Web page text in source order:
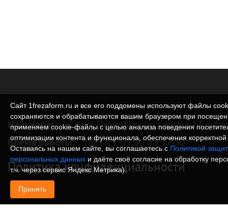
Наш адрес: Санкт-Петербург ул. Седова 13,
Время работы: Пн-Пт с 09:00 до 17:30
Политика конфиденциальности
Сайт 1frezaform.ru и все его поддомены используют файлы
сохраняются и обрабатываются вашим браузером при
применяем cookie‑файлы с целью анализа поведения
оптимизации контента и функционала, обеспечения
Оставаясь на нашем сайте, вы соглашаетесь с Политикой
персональных данных и даёте своё согласие на обработку
т.ч. через сервис Яндекс.Метрика).
Принять